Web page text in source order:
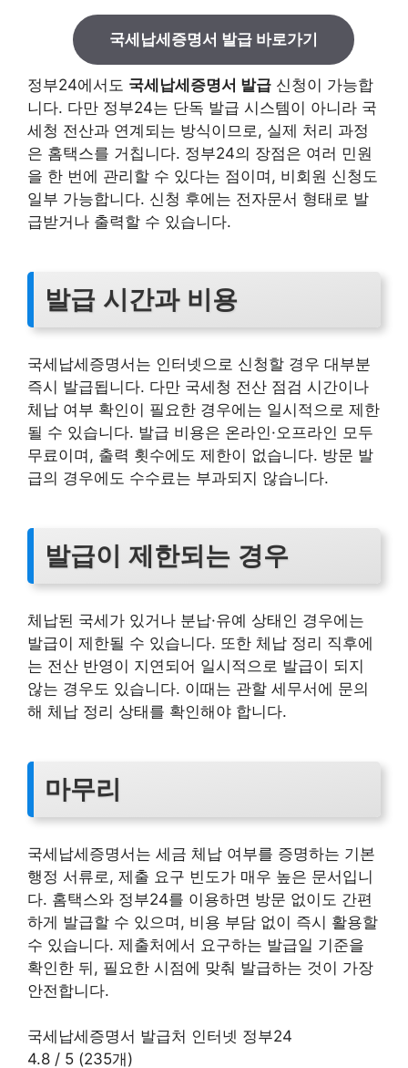
국세납세증명서 발급 바로가기
정부24에서도 국세납세증명서 발급 신청이 가능합
니다. 다만 정부24는 단독 발급 시스템이 아니라 국
세청 전산과 연계되는 방식이므로, 실제 처리 과정
은 홈택스를 거칩니다. 정부24의 장점은 여러 민원
을 한 번에 관리할 수 있다는 점이며, 비회원 신청도
일부 가능합니다. 신청 후에는 전자문서 형태로 발
급받거나 출력할 수 있습니다.
발급 시간과 비용
국세납세증명서는 인터넷으로 신청할 경우 대부분
즉시 발급됩니다. 다만 국세청 전산 점검 시간이나
체납 여부 확인이 필요한 경우에는 일시적으로 제한
될 수 있습니다. 발급 비용은 온라인·오프라인 모두
무료이며, 출력 횟수에도 제한이 없습니다. 방문 발
급의 경우에도 수수료는 부과되지 않습니다.
발급이 제한되는 경우
체납된 국세가 있거나 분납·유예 상태인 경우에는
발급이 제한될 수 있습니다. 또한 체납 정리 직후에
는 전산 반영이 지연되어 일시적으로 발급이 되지
않는 경우도 있습니다. 이때는 관할 세무서에 문의
해 체납 정리 상태를 확인해야 합니다.
마무리
국세납세증명서는 세금 체납 여부를 증명하는 기본
행정 서류로, 제출 요구 빈도가 매우 높은 문서입니
다. 홈택스와 정부24를 이용하면 방문 없이도 간편
하게 발급할 수 있으며, 비용 부담 없이 즉시 활용할
수 있습니다. 제출처에서 요구하는 발급일 기준을
확인한 뒤, 필요한 시점에 맞춰 발급하는 것이 가장
안전합니다.
국세납세증명서 발급처 인터넷 정부24
4.8 / 5 (235개)